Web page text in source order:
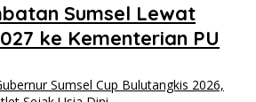
Sumsel Lewat
ke Kementerian PU